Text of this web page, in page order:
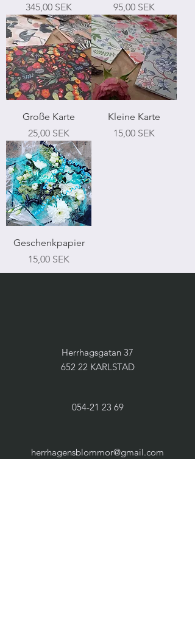
Preis
345,00 SEK
Preis
95,00 SEK
Große Karte
Preis
25,00 SEK
Kleine Karte
Preis
15,00 SEK
Geschenkpapier
Preis
15,00 SEK
Herrhagsgatan 37
652 22 KARLSTAD
054-21 23 69
herrhagensblommor@gmail.com